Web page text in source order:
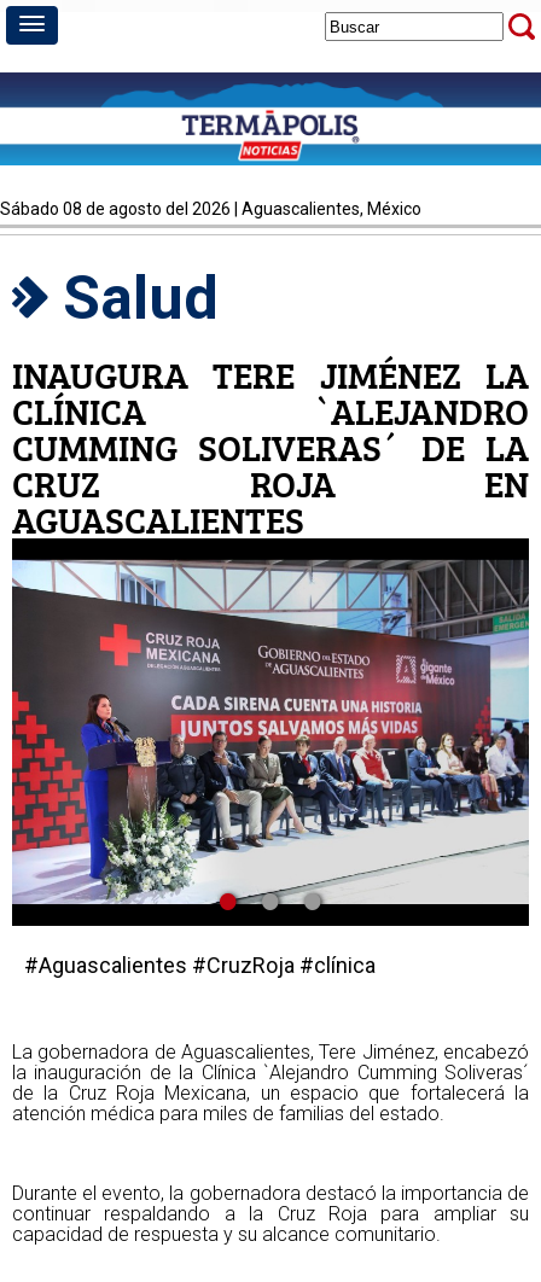
sábado 08 de agosto del 2026 | Aguascalientes, México
Salud
INAUGURA TERE JIMÉNEZ LA
CLÍNICA `ALEJANDRO
CUMMING SOLIVERAS´ DE LA
CRUZ ROJA EN
AGUASCALIENTES
• • •
#Aguascalientes #CruzRoja #clínica
La gobernadora de Aguascalientes, Tere Jiménez, encabezó
la inauguración de la Clínica `Alejandro Cumming Soliveras´
de la Cruz Roja Mexicana, un espacio que fortalecerá la
atención médica para miles de familias del estado.
Durante el evento, la gobernadora destacó la importancia de
continuar respaldando a la Cruz Roja para ampliar su
capacidad de respuesta y su alcance comunitario.